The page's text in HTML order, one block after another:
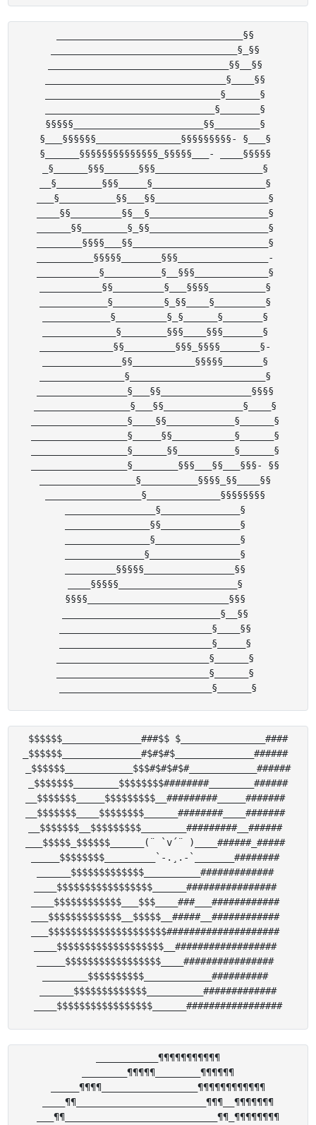
_________________________________§§
_________________________________§_§§
________________________________§§__§§
________________________________§____§§
_______________________________§______§
______________________________§_______§
§§§§§_______________________§§________§
§___§§§§§§_______________§§§§§§§§§- §___§
§______§§§§§§§§§§§§§§_§§§§§___- ____§§§§§
_§______§§§______§§§___________________§
__§________§§§_____§____________________§
___§__________§§___§§____________________§
____§§_________§§__§_____________________§
______§§________§_§§_____________________§
________§§§§___§§________________________§
__________§§§§§_______§§§________________-
___________§__________§__§§§_____________§
___________§§_________§___§§§§__________§
____________§_________§_§§____§_________§
____________§_________§_§______§_______§
_____________§________§§§____§§§_______§
_____________§§_________§§§_§§§§_______§-
______________§§___________§§§§§_______§
_______________§________________________§
________________§___§§________________§§§§
_________________§___§§______________§____§
_________________§____§§____________§______§
_________________§_____§§___________§______§
_________________§______§§__________§______§
_________________§________§§§___§§___§§§- §§
_________________§__________§§§§_§§____§§
_________________§_____________§§§§§§§§
________________§______________§
_______________§§______________§
_______________§_______________§
______________§________________§
_________§§§§§________________§§
____§§§§§_____________________§
§§§§_________________________§§§
____________________________§__§§
___________________________§____§§
___________________________§_____§
___________________________§______§
___________________________§______§
$$$$$$______________###$$ $_______________####
_$$$$$$______________#$#$#$______________######
_$$$$$$____________$$$#$#$#$#____________######
_$$$$$$$________$$$$$$$$########________######
__$$$$$$$_____$$$$$$$$$__#########_____#######
__$$$$$$$____$$$$$$$$______########____#######
__$$$$$$$__$$$$$$$$$________#########__######
___$$$$$_$$$$$$______(¨ `v´¨ )____######_#####
_____$$$$$$$$_________`-.¸.-`_______########
______$$$$$$$$$$$$$__________#############
____$$$$$$$$$$$$$$$$$______################
____$$$$$$$$$$$$___$$$____###___############
___$$$$$$$$$$$$$__$$$$$__#####__############
___$$$$$$$$$$$$$$$$$$$$$####################
____$$$$$$$$$$$$$$$$$$$__##################
_____$$$$$$$$$$$$$$$$$____################
________$$$$$$$$$$____________##########
______$$$$$$$$$$$$$__________#############
___________¶¶¶¶¶¶¶¶¶¶¶
________¶¶¶¶¶________¶¶¶¶¶¶
_____¶¶¶¶_________________¶¶¶¶¶¶¶¶¶¶¶¶
____¶¶_______________________¶¶¶__¶¶¶¶¶¶¶
___¶¶___________________________¶¶_¶¶¶¶¶¶¶¶